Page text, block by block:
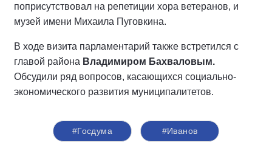
поприсутствовал на репетиции хора ветеранов, и
музей имени Михаила Пуговкина.
В ходе визита парламентарий также встретился с
главой района Владимиром Бахваловым.
Обсудили ряд вопросов, касающихся социально-
экономического развития муниципалитетов.
#Госдума #Иванов